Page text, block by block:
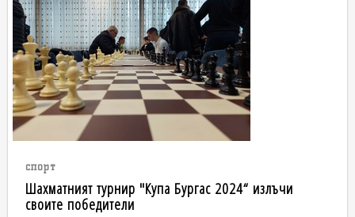
спорт
Шахматният турнир "Купа Бургас 2024“ излъчи
своите победители